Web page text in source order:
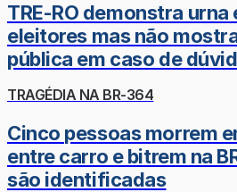
TRE-RO demonstra
eleitores mas não
pública em caso de
TRAGÉDIA NA BR-364
Cinco pessoas morrem
entre carro e bitrem na
são identificadas